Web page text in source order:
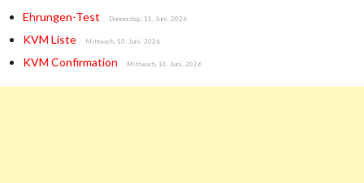
Ehrungen-Test Donnerstag, 11. Juni. 2026
KVM Liste Mittwoch, 10. Juni. 2026
KVM Confirmation Mittwoch, 10. Juni. 2026